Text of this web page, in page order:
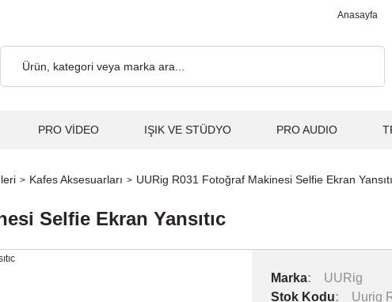
Anasayfa
PRO VİDEO IŞIK VE STÜDYO PRO AUDIO
Kafes Aksesuarları UURig R031 Fotoğraf Makinesi Selfie Ekran
Selfie Ekran Yansıtıc
Marka
UURig
Stok Kodu
Uurig
2.000₺ ve Üzeri Alışverişlerde, Kargo Ücretsiz... 2.000₺ ve Üzeri